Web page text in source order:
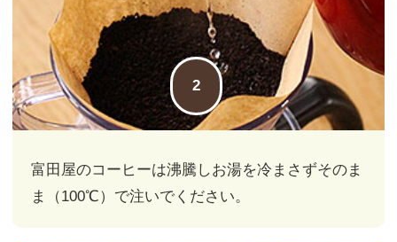
2
富田屋のコーヒーは沸騰しお湯を冷まさずそのま
ま（100℃） で注いでください。